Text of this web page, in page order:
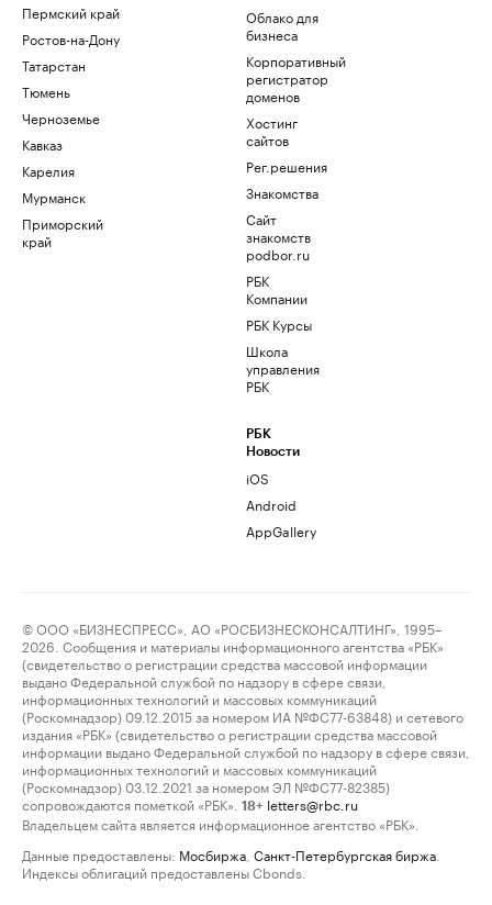
Пермский край
Ростов-на-Дону
Татарстан
Тюмень
Черноземье
Кавказ
Карелия
Мурманск
Приморский
край
Облако для
бизнеса
Корпоративный
регистратор
доменов
Хостинг
сайтов
Рег.решения
Знакомства
Сайт
знакомств
podbor.ru
РБК
Компании
РБК Курсы
Школа
управления
РБК
РБК
Новости
iOS
Android
AppGallery
© ООО «БИЗНЕСПРЕСС», АО «РОСБИЗНЕСКОНСАЛТИНГ», 1995–
2026. Сообщения и материалы информационного агентства «РБК»
(свидетельство о регистрации средства массовой информации
выдано Федеральной службой по надзору в сфере связи,
информационных технологий и массовых коммуникаций
(Роскомнадзор) 09.12.2015 за номером ИА №ФС77-63848) и сетевого
издания «РБК» (свидетельство о регистрации средства массовой
информации выдано Федеральной службой по надзору в сфере связи,
информационных технологий и массовых коммуникаций
(Роскомнадзор) 03.12.2021 за номером ЭЛ №ФС77-82385)
сопровождаются пометкой «РБК».
18+ letters@rbc.ru
Владельцем сайта является информационное агентство «РБК».
Данные предоставлены: Мосбиржа Санкт-Петербургская биржа
Индексы облигаций предоставлены Cbonds.